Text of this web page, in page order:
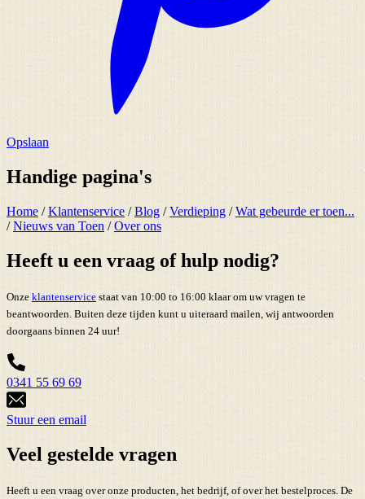
Opslaan
Handige pagina's
Home /Klantenservice /Blog /Verdieping /Wat gebeurde er toen...
/Nieuws van Toen /Over ons
Heeft u een vraag of hulp nodig?
Onze klantenservice staat van 10:00 to 16:00 klaar om uw vragen te
beantwoorden. Buiten deze tijden kunt u uiteraard mailen, wij antwoorden
doorgaans binnen 24 uur!
0341 55 69 69
Stuur een email
Veel gestelde vragen
Heeft u een vraag over onze producten, het bedrijf, of over het bestelproces. De